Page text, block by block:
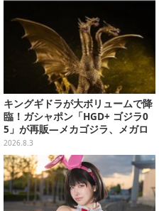
キングギドラが大ボリュームで降
臨！ガシャポン「HGD+ ゴジラ0
5」が再販―メカゴジラ、メガロ
なども揃った全4種
2026.8.3